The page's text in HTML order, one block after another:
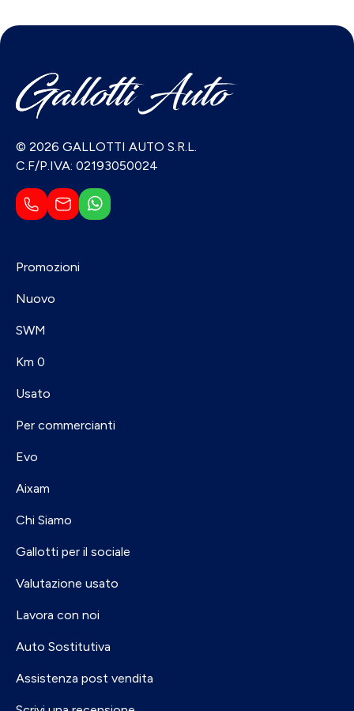
© 2026 GALLOTTI AUTO S.R.L.
C.F/P.IVA: 02193050024
Promozioni
Nuovo
SWM
Km 0
Usato
Per commercianti
Evo
Aixam
Chi Siamo
Gallotti per il sociale
Valutazione usato
Lavora con noi
Auto Sostitutiva
Assistenza post vendita